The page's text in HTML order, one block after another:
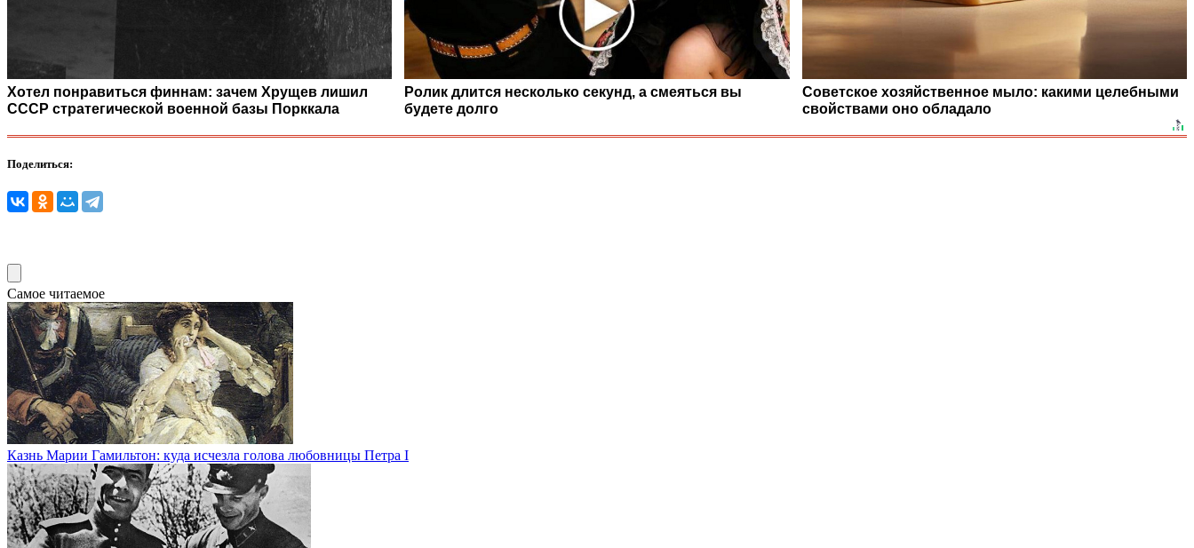
Хотел понравиться финнам: зачем Хрущев лишил
СССР стратегической военной базы Порккала
Ролик длится несколько секунд, а смеяться вы
будете долго
Советское хозяйственное мыло: какими целебными
свойствами оно обладало
Поделиться:
Самое читаемое
Казнь Марии Гамильтон: куда исчезла голова любовницы Петра I